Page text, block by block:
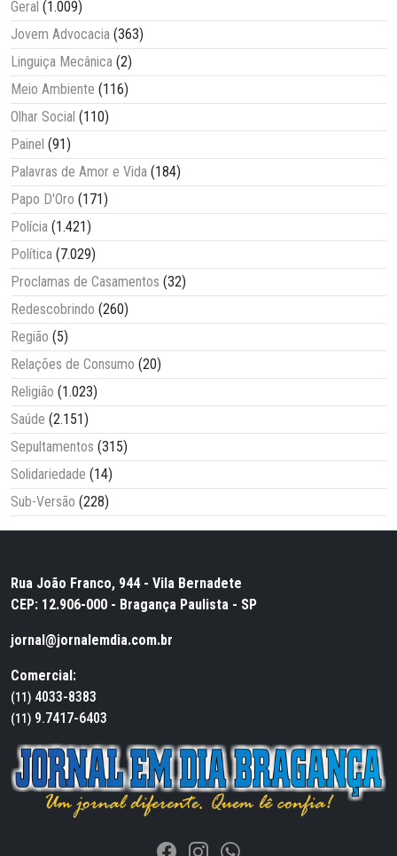
Geral (1.009)
Jovem Advocacia (363)
Linguiça Mecânica (2)
Meio Ambiente (116)
Olhar Social (110)
Painel (91)
Palavras de Amor e Vida (184)
Papo D'Oro (171)
Polícia (1.421)
Política (7.029)
Proclamas de Casamentos (32)
Redescobrindo (260)
Região (5)
Relações de Consumo (20)
Religião (1.023)
Saúde (2.151)
Sepultamentos (315)
Solidariedade (14)
Sub-Versão (228)
Rua João Franco, 944 - Vila Bernadete
CEP: 12.906-000 - Bragança Paulista - SP
jornal@jornalemdia.com.br
Comercial:
(11) 4033-8383
(11) 9.7417-6403